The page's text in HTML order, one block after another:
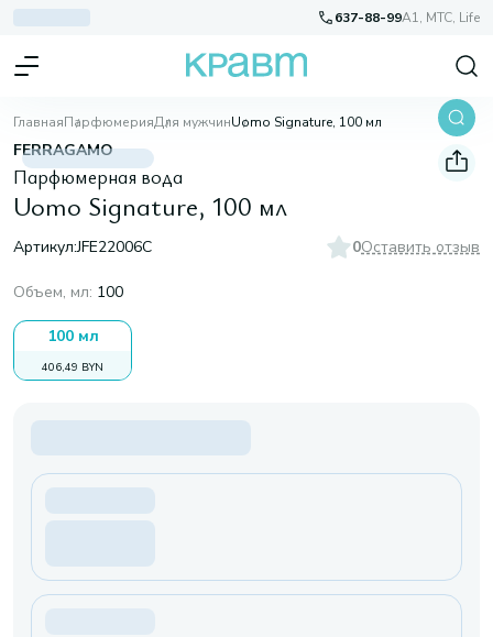
637-88-99A1, МТС, Life
ГлавнаяПарфюмерияДля мужчинUomo Signature, 100 мл
FERRAGAMO
Парфюмерная вода
Uomo Signature, 100 мл
Артикул:JFE22006C 0Оставить отзыв
Объем, мл: 100
100 мл
406,49 BYN